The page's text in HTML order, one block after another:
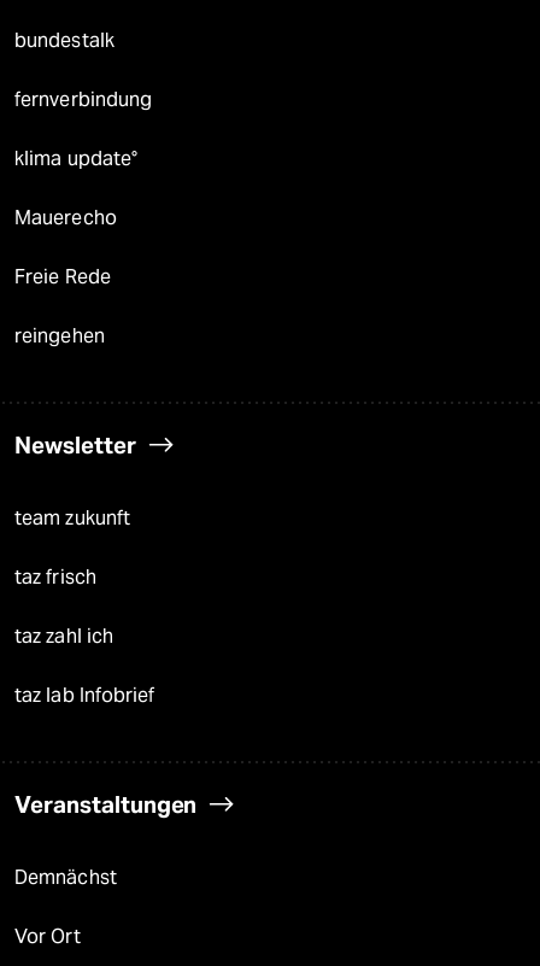
bundestalk
fernverbindung
klima update°
Mauerecho
Freie Rede
reingehen
Newsletter
team zukunft
taz frisch
taz zahl ich
taz lab Infobrief
Veranstaltungen
Demnächst
Vor Ort